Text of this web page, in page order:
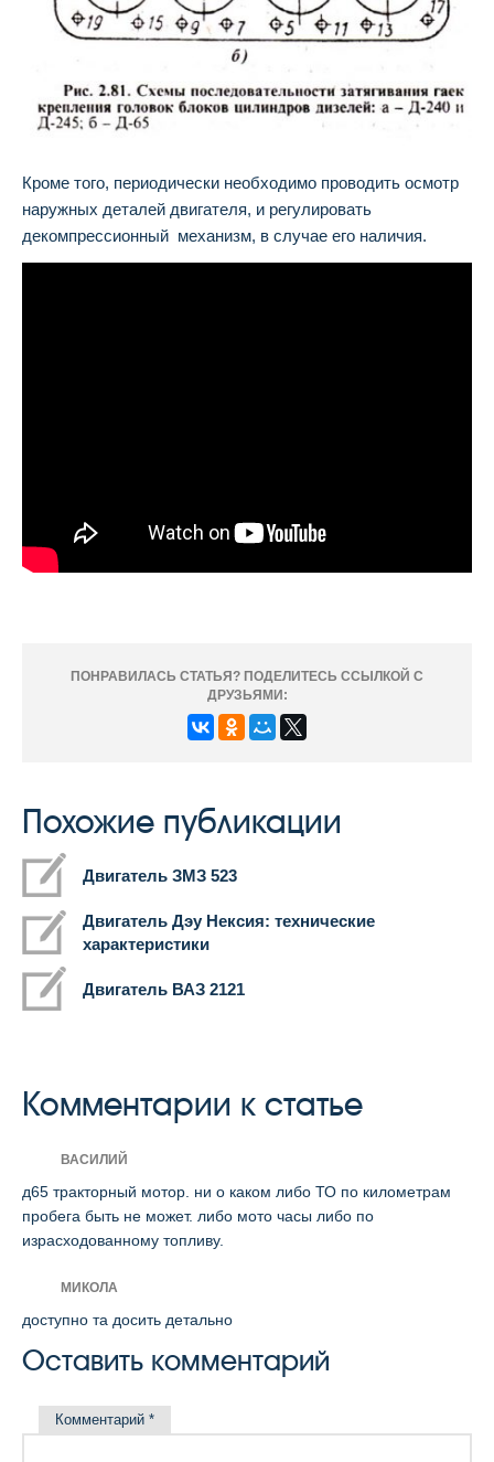
Кроме того, периодически необходимо проводить осмотр
наружных деталей двигателя, и регулировать
декомпрессионный механизм, в случае его наличия.
ПОНРАВИЛАСЬ СТАТЬЯ? ПОДЕЛИТЕСЬ ССЫЛКОЙ С
ДРУЗЬЯМИ:
Похожие публикации
Двигатель ЗМЗ 523
Двигатель Дэу Нексия: технические
характеристики
Двигатель ВАЗ 2121
Комментарии к статье
ВАСИЛИЙ
д65 тракторный мотор. ни о каком либо ТО по километрам
пробега быть не может. либо мото часы либо по
израсходованному топливу.
МИКОЛА
доступно та досить детально
Оставить комментарий
Комментарий *